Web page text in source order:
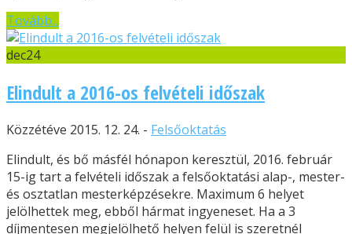
Tovább...
dec24
Elindult a 2016-os felvételi időszak
Közzétéve 2015. 12. 24. - Felsőoktatás
Elindult, és bő másfél hónapon keresztül, 2016. február
15-ig tart a felvételi időszak a felsőoktatási alap-, mester-
és osztatlan mesterképzésekre. Maximum 6 helyet
jelölhettek meg, ebből hármat ingyeneset. Ha a 3
díjmentesen megjelölhető helyen felül is szeretnél